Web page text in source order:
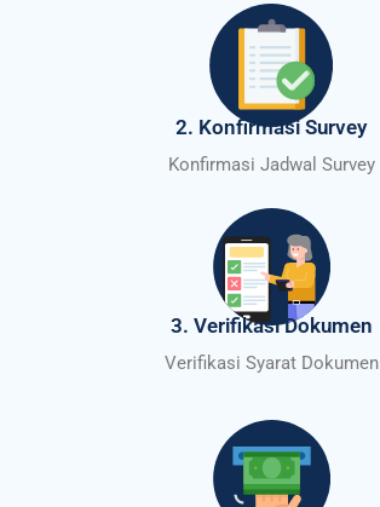
2. Konfirmasi Survey
Konfirmasi Jadwal Survey
3. Verifikasi Dokumen
Verifikasi Syarat Dokumen